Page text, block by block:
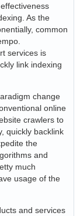
As the
common
services is
link indexing
change
online
crawlers to
quickly backlink
the
and
much
usage of the
and services